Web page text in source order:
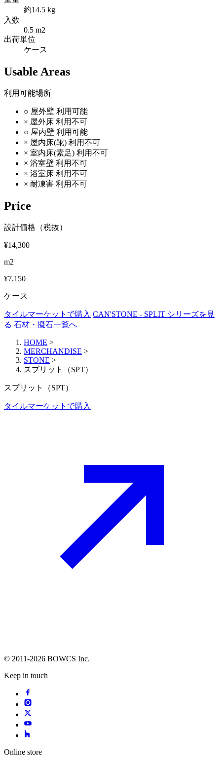
約14.5 kg
入数
0.5 m2
出荷単位
ケース
Usable Areas
利用可能場所
○ 屋外壁 利用可能
× 屋外床 利用不可
○ 屋内壁 利用可能
× 屋内床(靴) 利用不可
× 室内床(素足) 利用不可
× 浴室壁 利用不可
× 浴室床 利用不可
× 耐凍害 利用不可
Price
設計価格（税抜）
¥14,300
m2
¥7,150
ケース
タイルマーケットで購入 CAN'STONE - SPLIT シリーズを見
る 石材・擬石一覧へ
HOME >
MERCHANDISE >
STONE >
スプリット（SPT）
スプリット（SPT）
タイルマーケットで購入
© 2011-2026 BOWCS Inc.
Keep in touch
Online store